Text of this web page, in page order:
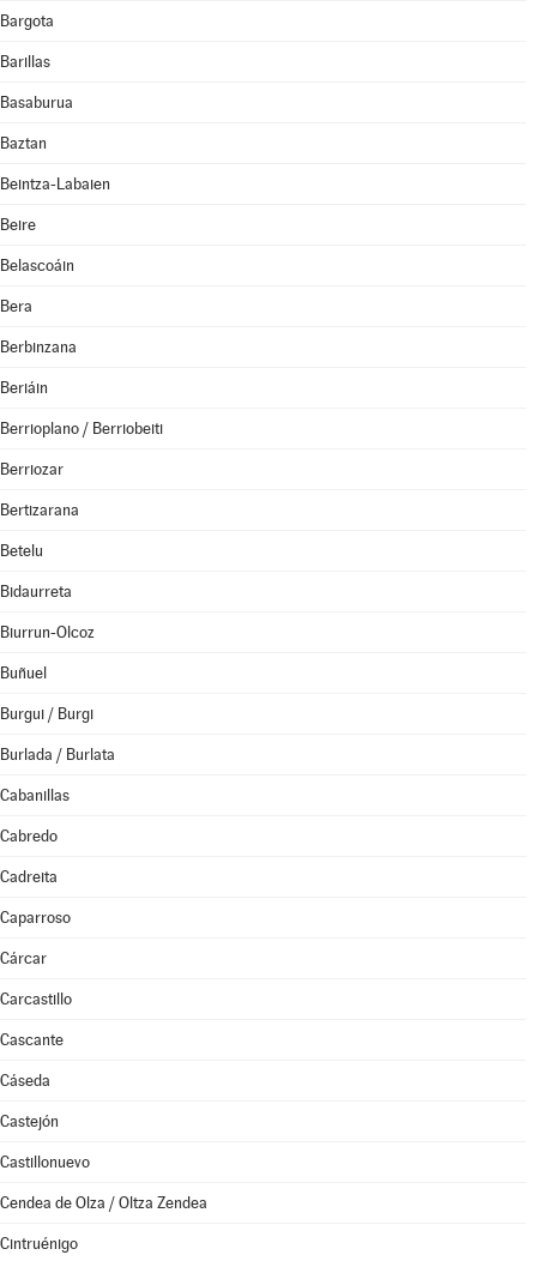
Bargota
Barillas
Basaburua
Baztan
Beintza-Labaien
Beire
Belascoáin
Bera
Berbinzana
Beriáin
Berrioplano / Berriobeiti
Berriozar
Bertizarana
Betelu
Bidaurreta
Biurrun-Olcoz
Buñuel
Burgui / Burgi
Burlada / Burlata
Cabanillas
Cabredo
Cadreita
Caparroso
Cárcar
Carcastillo
Cascante
Cáseda
Castejón
Castillonuevo
Cendea de Olza / Oltza Zendea
Cintruénigo